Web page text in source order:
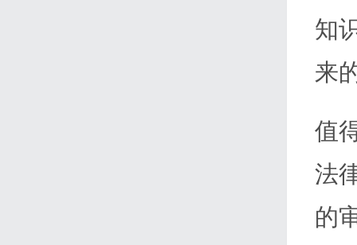
知
来
值
法
的